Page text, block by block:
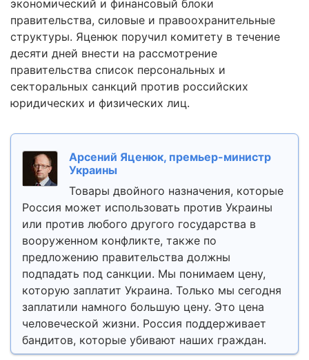
экономический и финансовый блоки
правительства, силовые и правоохранительные
структуры. Яценюк поручил комитету в течение
десяти дней внести на рассмотрение
правительства список персональных и
секторальных санкций против российских
юридических и физических лиц.
Арсений Яценюк, премьер-министр
Украины
Товары двойного назначения, которые
Россия может использовать против Украины
или против любого другого государства в
вооруженном конфликте, также по
предложению правительства должны
подпадать под санкции. Мы понимаем цену,
которую заплатит Украина. Только мы сегодня
заплатили намного большую цену. Это цена
человеческой жизни. Россия поддерживает
бандитов, которые убивают наших граждан.